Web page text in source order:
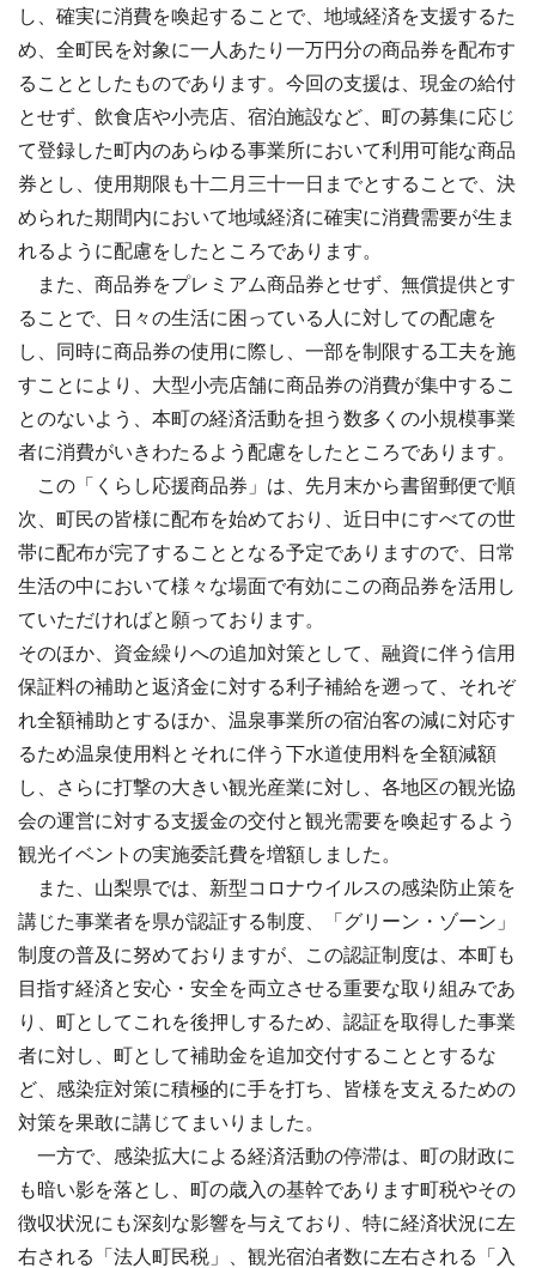
し、確実に消費を喚起することで、地域経済を支援するた
め、全町民を対象に一人あたり一万円分の商品券を配布す
ることとしたものであります。今回の支援は、現金の給付
とせず、飲食店や小売店、宿泊施設など、町の募集に応じ
て登録した町内のあらゆる事業所において利用可能な商品
券とし、使用期限も十二月三十一日までとすることで、決
められた期間内において地域経済に確実に消費需要が生ま
れるように配慮をしたところであります。
また、商品券をプレミアム商品券とせず、無償提供とす
ることで、日々の生活に困っている人に対しての配慮を
し、同時に商品券の使用に際し、一部を制限する工夫を施
すことにより、大型小売店舗に商品券の消費が集中するこ
とのないよう、本町の経済活動を担う数多くの小規模事業
者に消費がいきわたるよう配慮をしたところであります。
この「くらし応援商品券」は、先月末から書留郵便で順
次、町民の皆様に配布を始めており、近日中にすべての世
帯に配布が完了することとなる予定でありますので、日常
生活の中において様々な場面で有効にこの商品券を活用し
ていただければと願っております。
そのほか、資金繰りへの追加対策として、融資に伴う信用
保証料の補助と返済金に対する利子補給を遡って、それぞ
れ全額補助とするほか、温泉事業所の宿泊客の減に対応す
るため温泉使用料とそれに伴う下水道使用料を全額減額
し、さらに打撃の大きい観光産業に対し、各地区の観光協
会の運営に対する支援金の交付と観光需要を喚起するよう
観光イベントの実施委託費を増額しました。
また、山梨県では、新型コロナウイルスの感染防止策を
講じた事業者を県が認証する制度、「グリーン・ゾーン」
制度の普及に努めておりますが、この認証制度は、本町も
目指す経済と安心・安全を両立させる重要な取り組みであ
り、町としてこれを後押しするため、認証を取得した事業
者に対し、町として補助金を追加交付することとするな
ど、感染症対策に積極的に手を打ち、皆様を支えるための
対策を果敢に講じてまいりました。
一方で、感染拡大による経済活動の停滞は、町の財政に
も暗い影を落とし、町の歳入の基幹であります町税やその
徴収状況にも深刻な影響を与えており、特に経済状況に左
右される「法人町民税」、観光宿泊者数に左右される「入